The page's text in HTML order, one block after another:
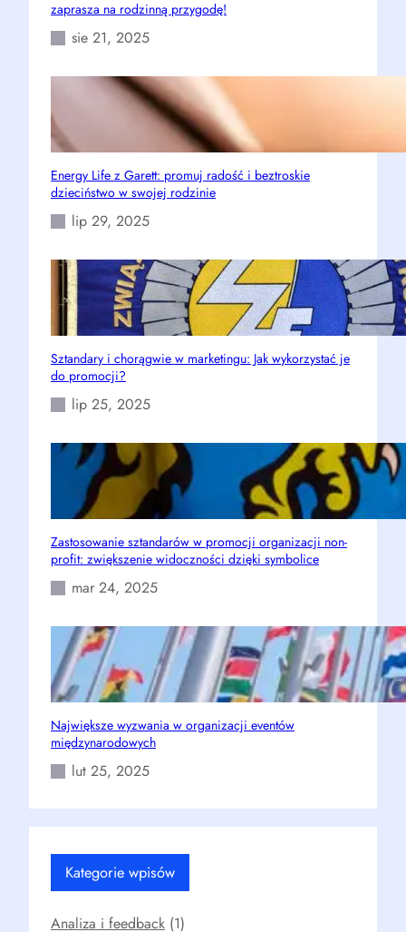
zaprasza na rodzinną przygodę!
sie 21, 2025
Energy Life z Garett: promuj radość i beztroskie
dzieciństwo w swojej rodzinie
lip 29, 2025
Sztandary i chorągwie w marketingu: Jak wykorzystać je
do promocji?
lip 25, 2025
Zastosowanie sztandarów w promocji organizacji non-
profit: zwiększenie widoczności dzięki symbolice
mar 24, 2025
Największe wyzwania w organizacji eventów
międzynarodowych
lut 25, 2025
Kategorie wpisów
Analiza i feedback (1)